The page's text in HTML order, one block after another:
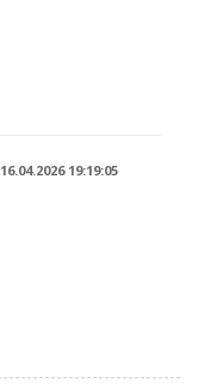
16.04.2026 19:19:05